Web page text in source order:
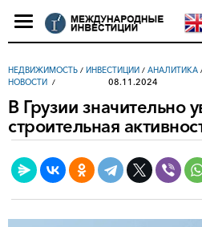
НЕДВИЖИМОСТЬ / ИНВЕСТИЦИИ / АНАЛИТИКА
НОВОСТИ
08.11.2024
В Грузии значительно
строительная